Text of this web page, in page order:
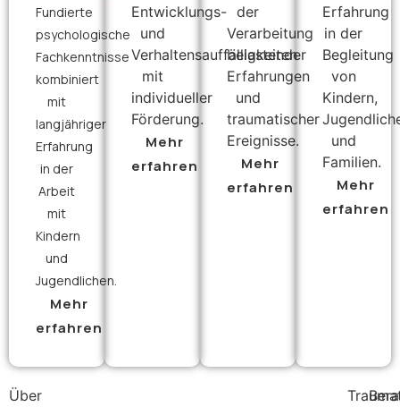
Fundierte
psychologische
Fachkenntnisse
kombiniert
mit
langjähriger
Erfahrung
in der
Arbeit
mit
Kindern
und
Jugendlichen.
Mehr
erfahren
Entwicklungs-
und
Verhaltensauffälligkeiten
mit
individueller
Förderung.
Mehr
erfahren
der
Verarbeitung
belastender
Erfahrungen
und
traumatischer
Ereignisse.
Mehr
erfahren
Erfahrung
in der
Begleitung
von
Kindern,
und
Familien.
Mehr
erfahren
Über